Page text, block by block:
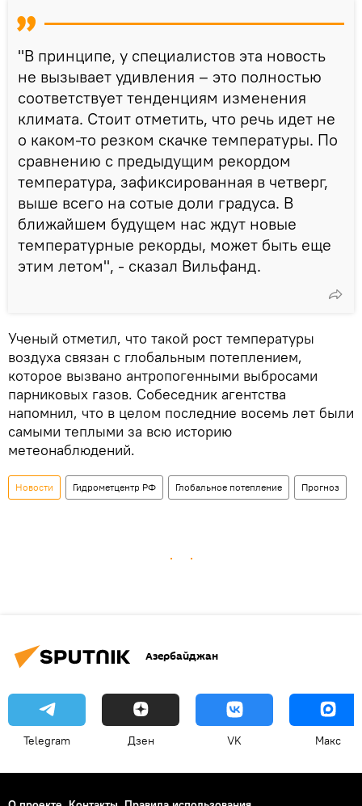
"В принципе, у специалистов эта новость
не вызывает удивления – это полностью
соответствует тенденциям изменения
климата. Стоит отметить, что речь идет не
о каком-то резком скачке температуры. По
сравнению с предыдущим рекордом
температура, зафиксированная в четверг,
выше всего на сотые доли градуса. В
ближайшем будущем нас ждут новые
температурные рекорды, может быть еще
этим летом", - сказал Вильфанд.
Ученый отметил, что такой рост температуры
воздуха связан с глобальным потеплением,
которое вызвано антропогенными выбросами
парниковых газов. Собеседник агентства
напомнил, что в целом последние восемь лет были
самыми теплыми за всю историю
метеонаблюдений.
Новости Гидрометцентр РФ Глобальное потепление Прогноз
Азербайджан
Telegram Дзен VK Макс